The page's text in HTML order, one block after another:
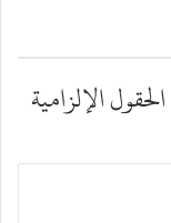
الحقول الإلزامية